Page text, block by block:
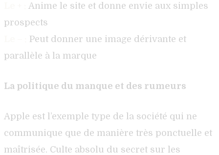
Anime le site et donne envie aux simples
prospects
Peut donner une image dérivante et
parallèle à la marque
La politique du manque et des rumeurs
Apple est l’exemple type de la société qui ne
communique que de manière très ponctuelle et
maîtrisée. Culte absolu du secret sur les